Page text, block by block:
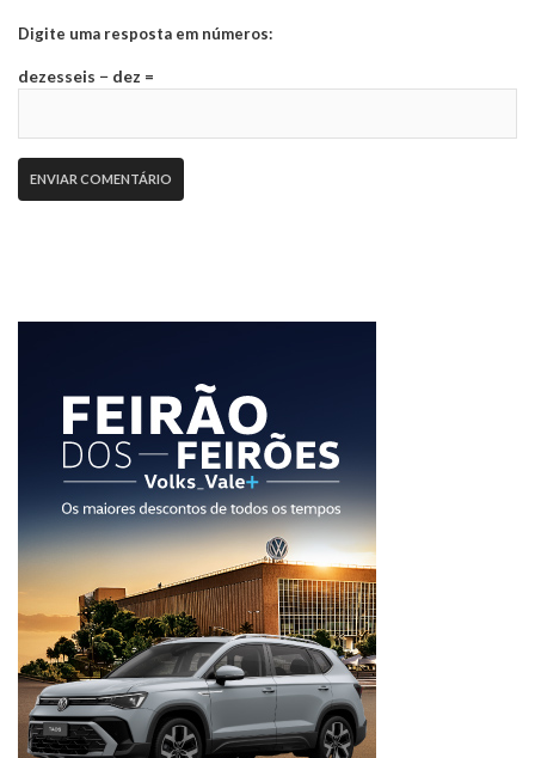
Digite uma resposta em números:
dezesseis − dez =